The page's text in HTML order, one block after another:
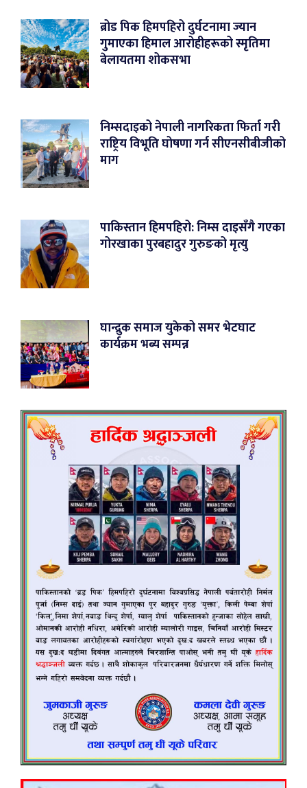
ब्रोड पिक हिमपहिरो दुर्घटनामा ज्यान
गुमाएका हिमाल आरोहीहरूको स्मृतिमा
बेलायतमा शोकसभा
निम्सदाइको नेपाली नागरिकता फिर्ता गरी
राष्ट्रिय विभूति घोषणा गर्न सीएनसीबीजीको
माग
पाकिस्तान हिमपहिरो: निम्स दाइसँगै गएका
गोरखाका पुरबहादुर गुरुङको मृत्यु
घान्द्रुक समाज युकेको समर भेटघाट
कार्यक्रम भब्य सम्पन्न